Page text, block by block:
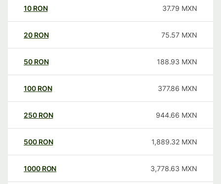
10 RON 37.79 MXN
20 RON 75.57 MXN
50 RON 188.93 MXN
100 RON 377.86 MXN
250 RON 944.66 MXN
500 RON 1,889.32 MXN
1000 RON 3,778.63 MXN